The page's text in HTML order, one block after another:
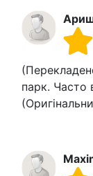
парк. Часто